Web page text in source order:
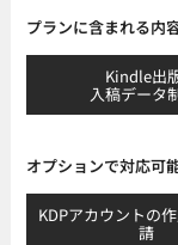
プランに含まれる内
Kindle出
入稿データ
オプションで対応可
KDPアカウントの
請